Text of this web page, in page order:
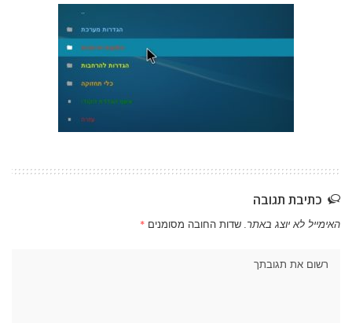
כתיבת תגובה
האימייל לא יוצג באתר. שדות החובה מסומנים *